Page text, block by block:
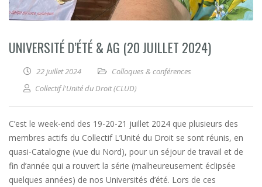
UNIVERSITÉ D’ÉTÉ & AG (20 JUILLET 2024)
22 juillet 2024
Colloques & conférences
Collectif l'Unité du Droit (CLUD)
C’est le week-end des 19-20-21 juillet 2024 que plusieurs des
membres actifs du Collectif L’Unité du Droit se sont réunis, en
quasi-Catalogne (vue du Nord), pour un séjour de travail et de
fin d’année qui a rouvert la série (malheureusement éclipsée
quelques années) de nos Universités d’été. Lors de ces